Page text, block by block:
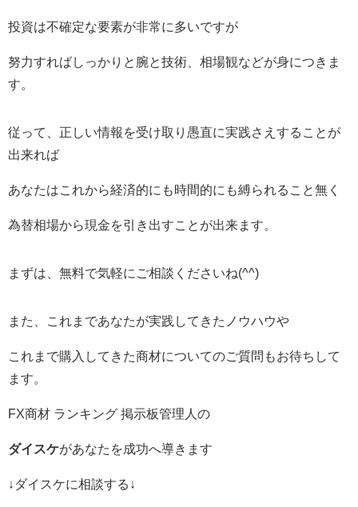
投資は不確定な要素が非常に多いですが
努力すればしっかりと腕と技術、相場観などが身につきま
す。
従って、正しい情報を受け取り愚直に実践さえすることが
出来れば
あなたはこれから経済的にも時間的にも縛られること無く
為替相場から現金を引き出すことが出来ます。
まずは、無料で気軽にご相談くださいね(^^)
また、これまであなたが実践してきたノウハウや
これまで購入してきた商材についてのご質問もお待ちして
ます。
FX商材 ランキング 掲示板管理人の
ダイスケがあなたを成功へ導きます
↓ダイスケに相談する↓